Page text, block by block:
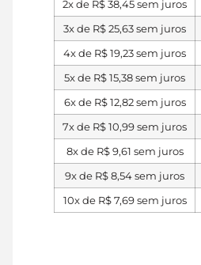
2x de R$38,45sem juros
3x de R$25,63sem juros
4x de R$19,23sem juros
5x de R$15,38sem juros
6x de R$12,82sem juros
7x de R$10,99sem juros
8x de R$9,61 sem juros
9x de R$8,54sem juros
10x de R$7,69sem juros